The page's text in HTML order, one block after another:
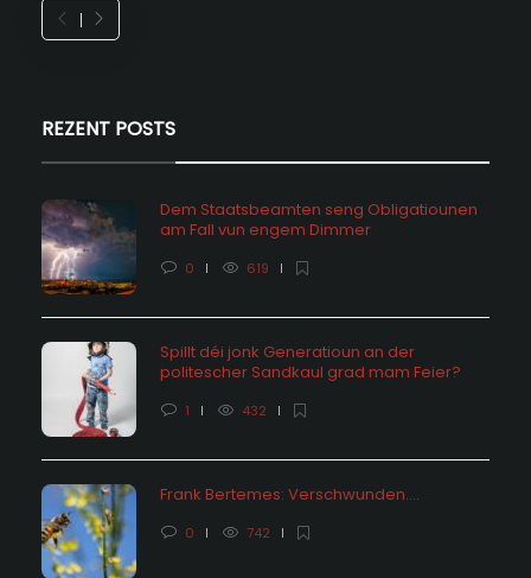
REZENT POSTS
Dem Staatsbeamten seng Obligatiounen
am Fall vun engem Dimmer
0 619
Spillt déi jonk Generatioun an der
politescher Sandkaul grad mam Feier?
1 432
Frank Bertemes: Verschwunden….
0 742